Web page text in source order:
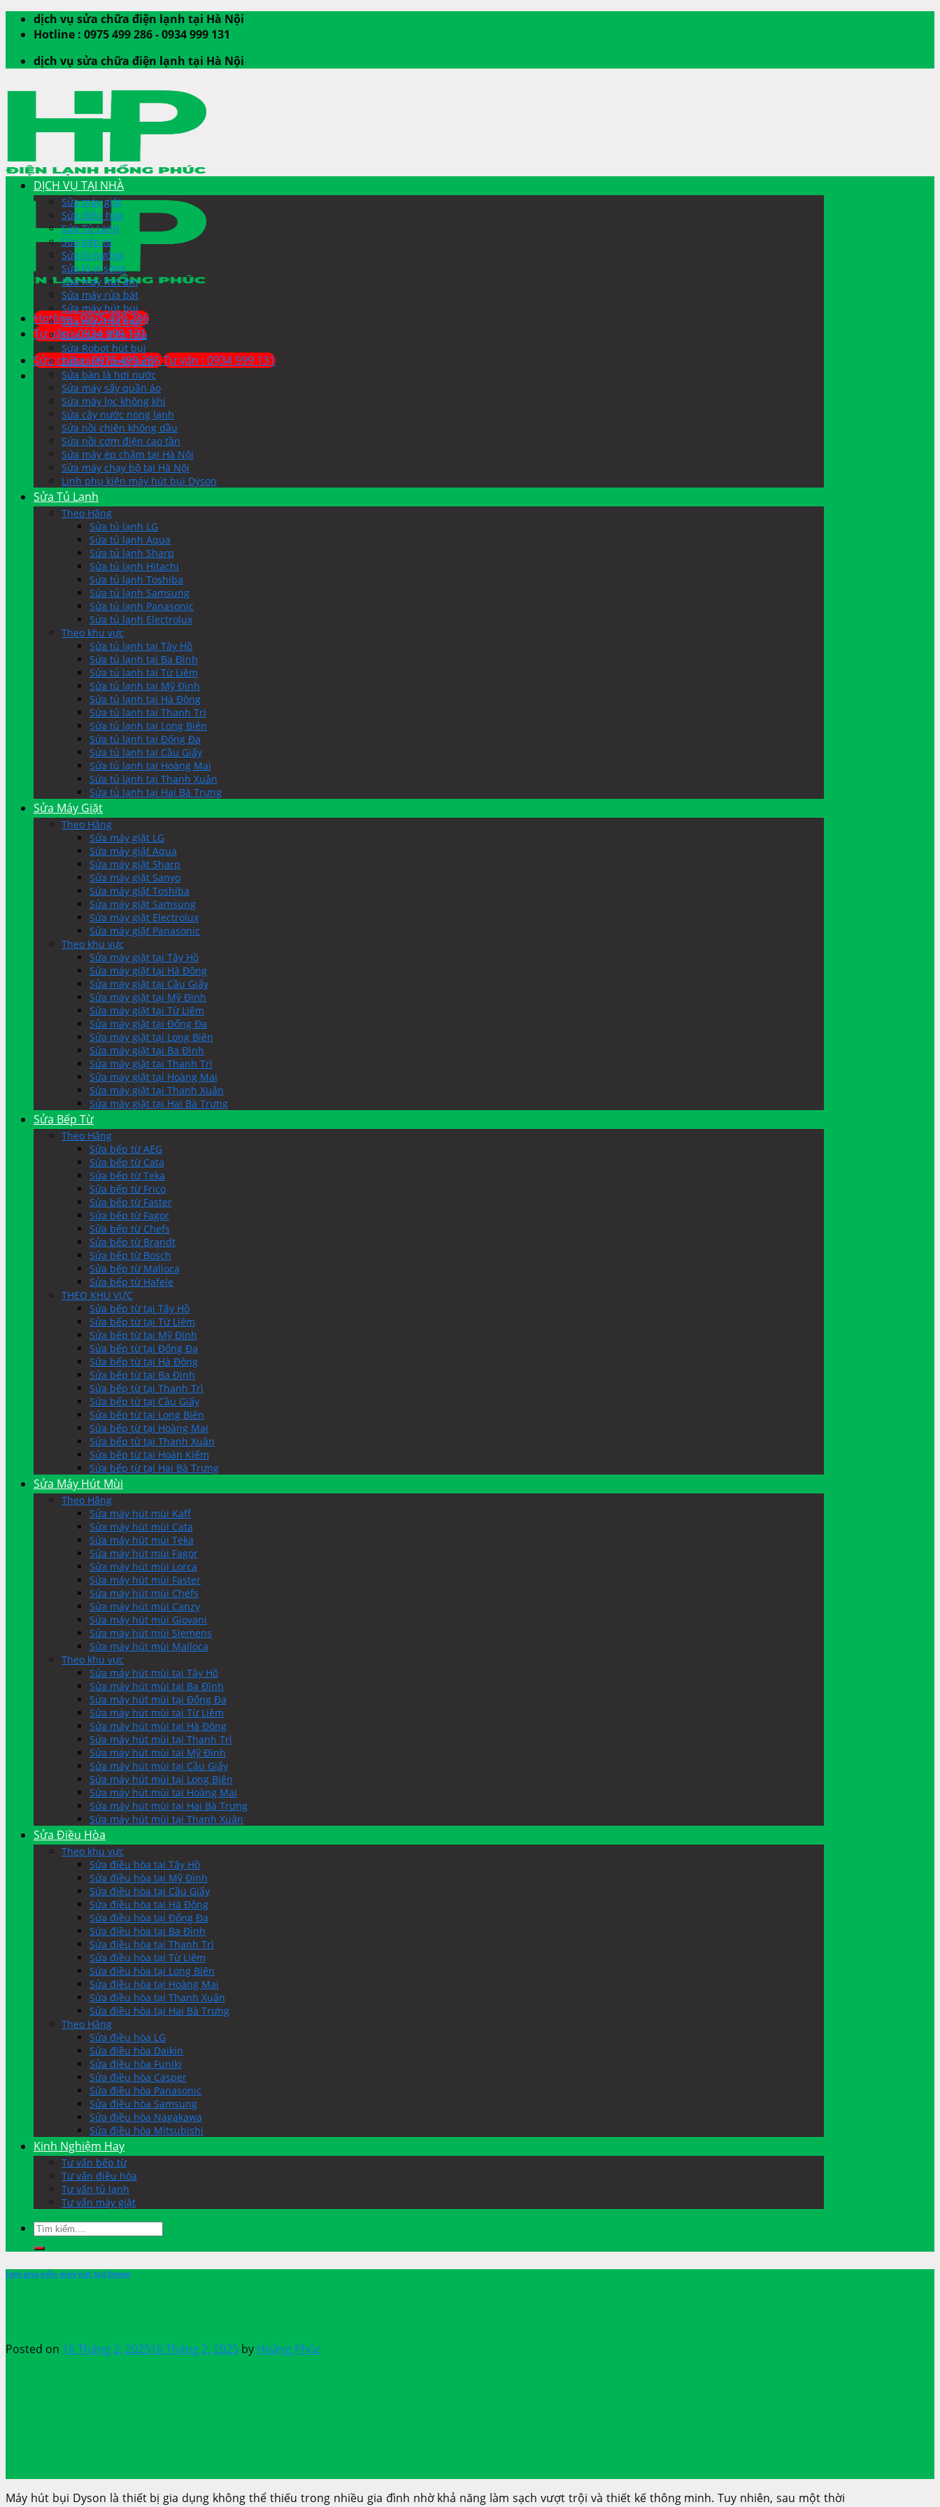
Skip dịch vụ sửa chữa điện lạnh tại Hà Nội
Hotline : 0975 499 286 - 0934 999 131
dịch vụ sửa chữa điện lạnh tại Hà Nội
Hotline : 0975 499 286
Tư vấn : 0934 999 131
Sửa chữa : 0975 499 286Tư vấn : 0934 999 131
DỊCH VỤ TẠI NHÀ
Sửa máy giặt
Sửa điều hòa
Sửa Tủ Lạnh
Sửa bếp từ
Sửa lò nướng
Sửa lò vi sóng
Sửa máy hút ẩm
Sửa máy rửa bát
Sửa máy hút bụi
Sửa máy hút mùi
Sửa quạt điều hòa
Sửa Robot hút bụi
Sửa bình nóng lạnh
Sửa bàn là hơi nước
Sửa máy sấy quần áo
Sửa máy lọc không khí
Sửa cây nước nóng lạnh
Sửa nồi chiên không dầu
Sửa nồi cơm điện cao tần
Sửa máy ép chậm tại Hà Nội
Sửa máy chạy bộ tại Hà Nội
Linh phụ kiện máy hút bụi Dyson
Sửa Tủ Lạnh
Theo Hãng
Sửa tủ lạnh LG
Sửa tủ lạnh Aqua
Sửa tủ lạnh Sharp
Sửa tủ lạnh Hitachi
Sửa tủ lạnh Toshiba
Sửa tủ lạnh Samsung
Sửa tủ lạnh Panasonic
Sửa tủ lạnh Electrolux
Theo khu vực
Sửa tủ lạnh tại Tây Hồ
Sửa tủ lạnh tại Ba Đình
Sửa tủ lạnh tại Từ Liêm
Sửa tủ lạnh tại Mỹ Đình
Sửa tủ lạnh tại Hà Đông
Sửa tủ lạnh tại Thanh Trì
Sửa tủ lạnh tại Long Biên
Sửa tủ lạnh tại Đống Đa
Sửa tủ lạnh tại Cầu Giấy
Sửa tủ lạnh tại Hoàng Mai
Sửa tủ lạnh tại Thanh Xuân
Sửa tủ lạnh tại Hai Bà Trưng
Sửa Máy Giặt
Theo Hãng
Sửa máy giặt LG
Sửa máy giặt Aqua
Sửa máy giặt Sharp
Sửa máy giặt Sanyo
Sửa máy giặt Toshiba
Sửa máy giặt Samsung
Sửa máy giặt Electrolux
Sửa máy giặt Panasonic
Theo khu vực
Sửa máy giặt tại Tây Hồ
Sửa máy giặt tại Hà Đông
Sửa máy giặt tại Cầu Giấy
Sửa máy giặt tại Mỹ Đình
Sửa máy giặt tại Từ Liêm
Sửa máy giặt tại Đống Đa
Sửa máy giặt tại Long Biên
Sửa máy giặt tại Ba Đình
Sửa máy giặt tại Thanh Trì
Sửa máy giặt tại Hoàng Mai
Sửa máy giặt tại Thanh Xuân
Sửa máy giặt tại Hai Bà Trưng
Sửa Bếp Từ
Theo Hãng
Sửa bếp từ AEG
Sửa bếp từ Cata
Sửa bếp từ Teka
Sửa bếp từ Frico
Sửa bếp từ Faster
Sửa bếp từ Fagor
Sửa bếp từ Chefs
Sửa bếp từ Brandt
Sửa bếp từ Bosch
Sửa bếp từ Malloca
Sửa bếp từ Hafele
THEO KHU VỰC
Sửa bếp từ tại Tây Hồ
Sửa bếp từ tại Từ Liêm
Sửa bếp từ tại Mỹ Đình
Sửa bếp từ tại Đống Đa
Sửa bếp từ tại Hà Đông
Sửa bếp từ tại Ba Đình
Sửa bếp từ tại Thanh Trì
Sửa bếp từ tại Cầu Giấy
Sửa bếp từ tại Long Biên
Sửa bếp từ tại Hoàng Mai
Sửa bếp từ tại Thanh Xuân
Sửa bếp từ tại Hoàn Kiếm
Sửa bếp từ tại Hai Bà Trưng
Sửa Máy Hút Mùi
Theo Hãng
Sửa máy hút mùi Kaff
Sửa máy hút mùi Cata
Sửa máy hút mùi Teka
Sửa máy hút mùi Fagor
Sửa máy hút mùi Lorca
Sửa máy hút mùi Faster
Sửa máy hút mùi Chefs
Sửa máy hút mùi Canzy
Sửa máy hút mùi Giovani
Sửa máy hút mùi Siemens
Sửa máy hút mùi Malloca
Theo khu vực
Sửa máy hút mùi tại Tây Hồ
Sửa máy hút mùi tại Ba Đình
Sửa máy hút mùi tại Đống Đa
Sửa máy hút mùi tại Từ Liêm
Sửa máy hút mùi tại Hà Đông
Sửa máy hút mùi tại Thanh Trì
Sửa máy hút mùi tại Mỹ Đình
Sửa máy hút mùi tại Cầu Giấy
Sửa máy hút mùi tại Long Biên
Sửa máy hút mùi tại Hoàng Mai
Sửa máy hút mùi tại Hai Bà Trưng
Sửa máy hút mùi tại Thanh Xuân
Sửa Điều Hòa
Theo khu vực
Sửa điều hòa tại Tây Hồ
Sửa điều hòa tại Mỹ Đình
Sửa điều hòa tại Cầu Giấy
Sửa điều hòa tại Hà Đông
Sửa điều hòa tại Đống Đa
Sửa điều hòa tại Ba Đình
Sửa điều hòa tại Thanh Trì
Sửa điều hòa tại Từ Liêm
Sửa điều hòa tại Long Biên
Sửa điều hòa tại Hoàng Mai
Sửa điều hòa tại Thanh Xuân
Sửa điều hòa tại Hai Bà Trưng
Theo Hãng
Sửa điều hòa LG
Sửa điều hòa Daikin
Sửa điều hòa Funiki
Sửa điều hòa Casper
Sửa điều hòa Panasonic
Sửa điều hòa Samsung
Sửa điều hòa Nagakawa
Sửa điều hòa Mitsubishi
Kinh Nghiệm Hay
Tư vấn bếp từ
Tư vấn điều hòa
Tư vấn tủ lạnh
Tư vấn máy giặt
Linh phụ kiện máy hút bụi Dyson
Posted on 16 Tháng 2, 202516 Tháng 2, 2025 by Hoàng Phúc
Máy hút bụi Dyson là thiết bị gia dụng không thể thiếu trong nhiều gia đình nhờ khả năng làm sạch vượt trội và thiết kế thông minh. Tuy nhiên, sau một thời